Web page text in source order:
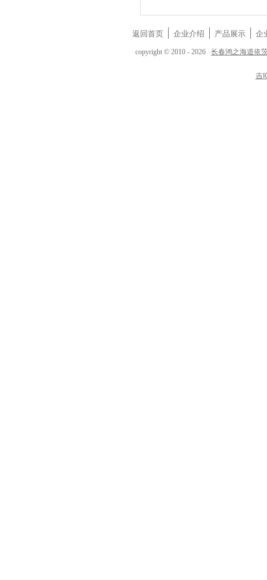
返回首页 企业介绍 产品展示 企
copyright © 2010 - 2026 长春鸿之海道依
吉